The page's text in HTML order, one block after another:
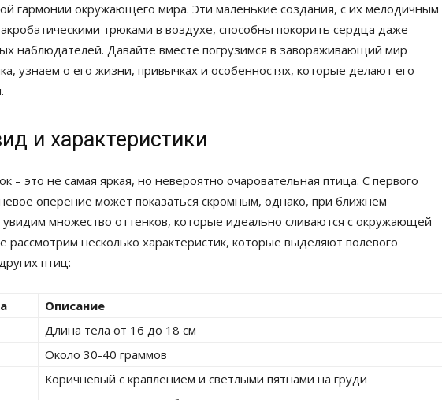
гармонии окружающего мира. Эти маленькие создания, с их мелодичным
трюками в воздухе, способны покорить сердца даже
наблюдателей. Давайте вместе погрузимся в завораживающий мир
узнаем о его жизни, привычках и особенностях, которые делают его
и характеристики
– это не самая яркая, но невероятно очаровательная птица. С первого
оперение может показаться скромным, однако, при ближнем
множество оттенков, которые идеально сливаются с окружающей
рассмотрим несколько характеристик, которые выделяют полевого
птиц:
Описание
Длина тела от 16 до 18 см
Около 30-40 граммов
Коричневый с краплением и светлыми пятнами на груди